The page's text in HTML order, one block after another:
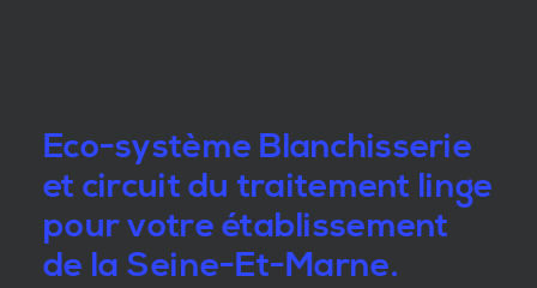
Eco-système Blanchisserie
et circuit du traitement linge
pour votre établissement
de la Seine-Et-Marne.